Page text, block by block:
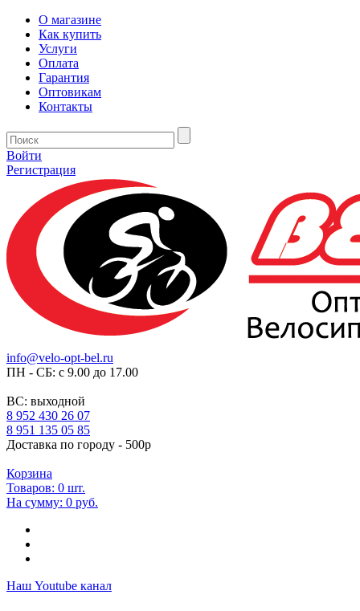
О магазине
Как купить
Услуги
Оплата
Гарантия
Оптовикам
Контакты
Войти
Регистрация
info@velo-opt-bel.ru
ПН - СБ: с 9.00 до 17.00
ВС: выходной
8 952 430 26 07
8 951 135 05 85
Доставка по городу - 500р
Корзина
Товаров: 0 шт.
На сумму: 0 руб.
Наш Youtube канал